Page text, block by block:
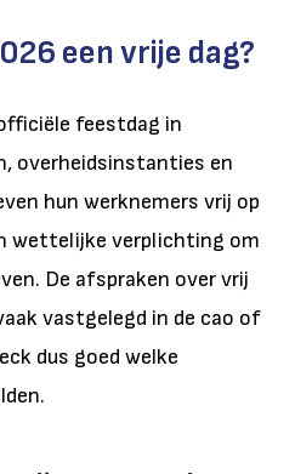
een vrije dag?
feestdag in
overheidsinstanties en
hun werknemers vrij op
wettelijke verplichting om
De afspraken over vrij
vastgelegd in de cao of
dus goed welke